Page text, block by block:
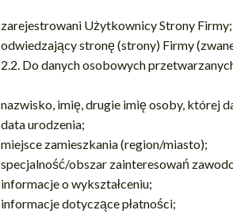
zarejestrowani Użytkownicy Strony Firmy;
odwiedzający stronę (strony) Firmy
2.2. Do danych osobowych
nazwisko, imię, drugie imię osoby, której
data urodzenia;
miejsce zamieszkania (region/miasto);
specjalność/obszar zainteresowań
informacje o wykształceniu;
informacje dotyczące płatności;